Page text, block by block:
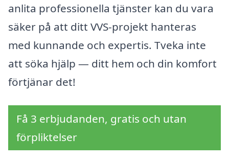
anlita professionella tjänster kan du vara
säker på att ditt VVS-projekt hanteras
med kunnande och expertis. Tveka inte
att söka hjälp — ditt hem och din komfort
förtjänar det!
Få 3 erbjudanden, gratis och utan
förpliktelser